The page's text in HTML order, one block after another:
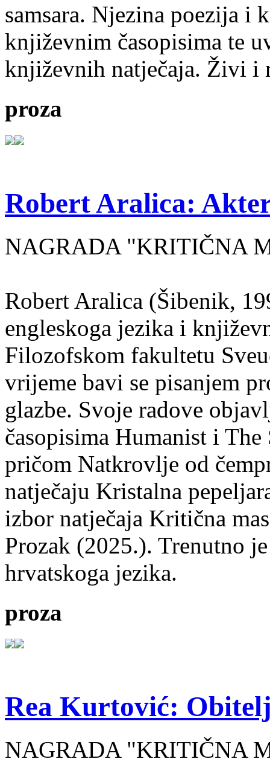
samsara. Njezina poezija i
književnim časopisima te
književnih natječaja. Živi i
proza
Robert Aralica:
NAGRADA "KRITIČNA
Robert Aralica (Šibenik,
engleskoga jezika i
Filozofskom fakultetu
vrijeme bavi se pisanjem
glazbe. Svoje radove
časopisima Humanist i
pričom Natkrovlje od
natječaju Kristalna
izbor natječaja Kritična
Prozak (2025.). Trenutno
hrvatskoga jezika.
proza
Rea Kurtović:
NAGRADA "KRITIČNA